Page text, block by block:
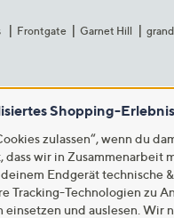
Frontgate Garnet Hill
Shopping-Erlebnis
zulassen“, wenn du
dass wir in Zusammenarbeit
Endgerät technische
Tracking-Technologien zu
einsetzen und auslesen. Wir